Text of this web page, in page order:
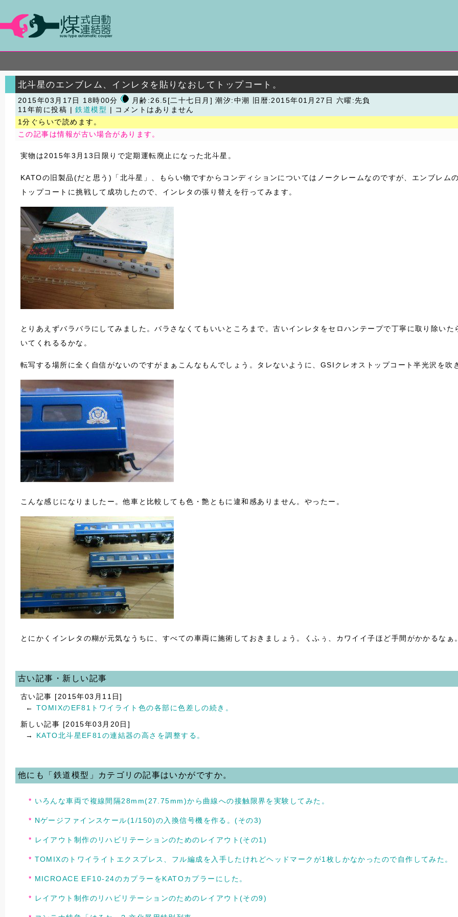
北斗星のエンブレム、インレタを貼りなおしてトップコート。
2015年03月17日 18時00分 月齢:26.5[二十七日月] 潮汐:中潮
旧暦:2015年01月27日 六曜:先負
11年前に投稿 |鉄道模型
| コメントはありません
1分ぐらいで読めます。
この記事は情報が古い場合があります。
実物は2015年3月13日限りで定期運転廃止になった北斗星。
KATOの旧製品(だと思う)「北斗星」、もらい物ですからコンディションについてはノークレームなのですが、エンブレ
トップコートに挑戦して成功したので、インレタの張り替えを行ってみます。
とりあえずバラバラにしてみました。バラさなくてもいいところまで。古いインレタをセロハンテープで丁寧に取り除い
いてくれるるかな。
転写する場所に全く自信がないのですがまぁこんなもんでしょう。タレないように、GSIクレオストップコート半光沢を
こんな感じになりましたー。他車と比較しても色・艶ともに違和感ありません。やったー。
とにかくインレタの糊が元気なうちに、すべての車両に施術しておきましょう。くふぅ、カワイイ子ほど手間がかかるなぁ
古い記事・新しい記事
古い記事 [2015年03月11日]
← TOMIXのEF81トワイライト色の各部に色差しの続き。
新しい記事 [2015年03月20日]
→ KATO北斗星EF81の連結器の高さを調整する。
他にも「鉄道模型」カテゴリの記事はいかがですか。
いろんな車両で複線間隔28mm(27.75mm)から曲線への接触限界を実験してみた。
Nゲージファインスケール(1/150)の入換信号機を作る。(その3)
レイアウト制作のリハビリテーションのためのレイアウト(その1)
TOMIXのトワイライトエクスプレス、フル編成を入手したけれどヘッドマークが1枚しかなかったので自作してみた。
MICROACE EF10-24のカプラーをKATOカプラーにした。
レイアウト制作のリハビリテーションのためのレイアウト(その9)